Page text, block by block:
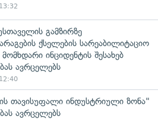
გამზირზე
ქსელების სარეაბილიტაციო
ინციდენტის შესახებ
ავრცელებს
თავისუფალი ინდუსტრიული ზონა"
ავრცელებს